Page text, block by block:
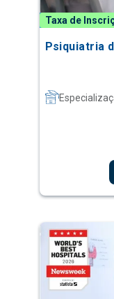
Taxa de
Psiquiatria